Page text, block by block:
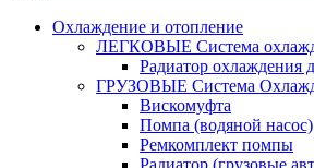
Охлаждение и отопление
ЛЕГКОВЫЕ Система
Радиатор охлаждения
ГРУЗОВЫЕ Система
Вискомуфта
Помпа (водяной насос)
Ремкомплект помпы
Радиатор (грузовые